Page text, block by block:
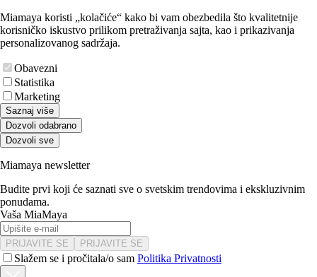
Miamaya koristi „kolačiće“ kako bi vam obezbedila što kvalitetnije
korisničko iskustvo prilikom pretraživanja sajta, kao i prikazivanja
personalizovanog sadržaja.
Obavezni
Statistika
Marketing
Saznaj više
Dozvoli odabrano
Dozvoli sve
Miamaya newsletter
Budite prvi koji će saznati sve o svetskim trendovima i ekskluzivnim
ponudama.
Vaša MiaMaya
PRIJAVITE SE PRIJAVITE SE
Slažem se i pročitala/o sam Politika Privatnosti